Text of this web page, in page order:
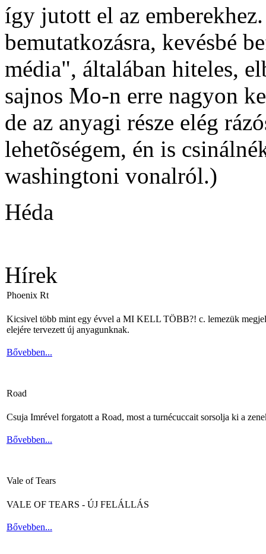
így jutott el az
bemutatkozásra, kevésbé
média", általában hiteles,
sajnos Mo-n erre nagyon
de az anyagi része elég
lehetõségem, én is
washingtoni vonalról.)
Héda
Hírek
Phoenix Rt
Kicsivel több mint egy évvel a MI KELL TÖBB?! c. lemezük
elejére tervezett új anyagunknak.
Bővebben...
Road
Csuja Imrével forgatott a Road, most a turnécuccait sorsolja ki a
Bővebben...
Vale of Tears
VALE OF TEARS - ÚJ FELÁLLÁS
Bővebben...